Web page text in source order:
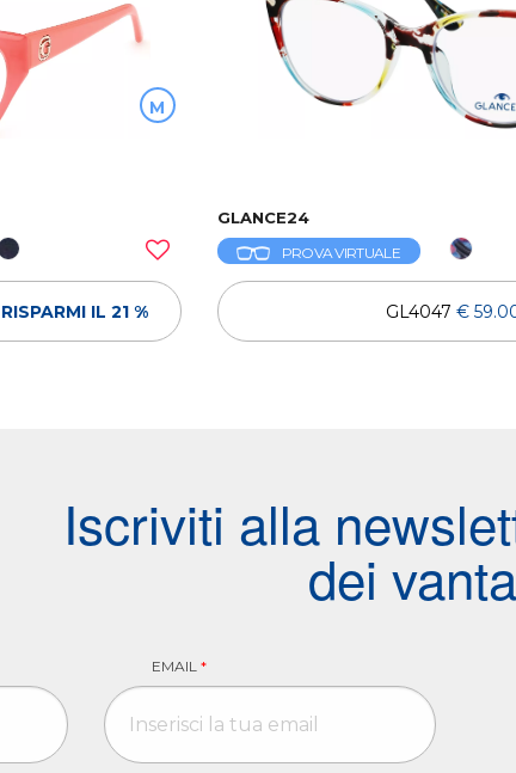
M
RISPARMI IL 21 %
GLANCE24
PROVA VIRTUALE
GL4047€
Iscriviti alla
dei
EMAIL *